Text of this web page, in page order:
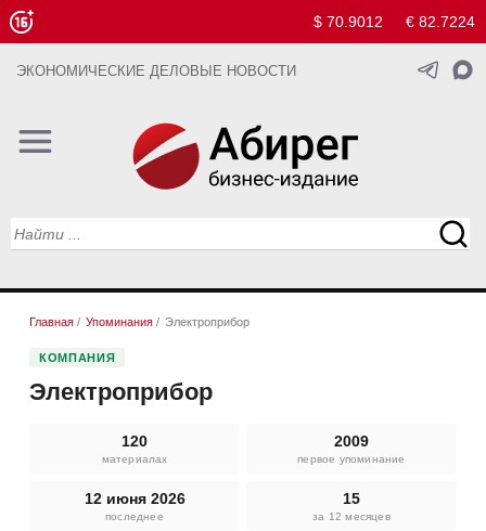
$ 70.9012 € 82.7224
ЭКОНОМИЧЕСКИЕ ДЕЛОВЫЕ НОВОСТИ
Главная / Упоминания / Электроприбор
КОМПАНИЯ
Электроприбор
120
материалах
2009
первое упоминание
12 июня 2026
последнее
15
за 12 месяцев